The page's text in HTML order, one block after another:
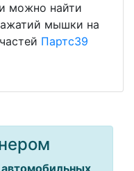
можно найти
мышки на
Партс39
автомобильных